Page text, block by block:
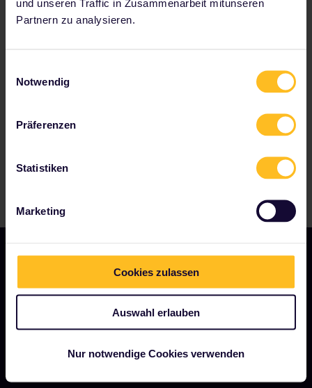
und unseren Traffic in Zusammenarbeit mitunseren
Partnern zu analysieren.
Notwendig
Präferenzen
Statistiken
Marketing
Cookies zulassen
Auswahl erlauben
Nur notwendige Cookies verwenden
UNSER UNTERNEHMEN
Stellenangebote